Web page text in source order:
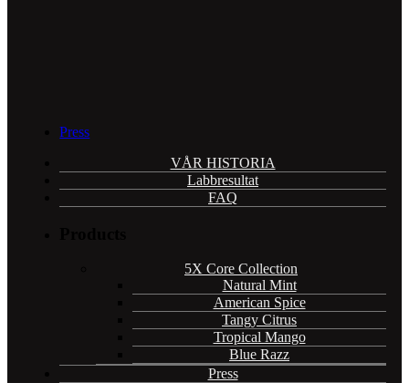
Press
VÅR HISTORIA
Labbresultat
FAQ
5X Core Collection
Natural Mint
American Spice
Tangy Citrus
Tropical Mango
Blue Razz
Press